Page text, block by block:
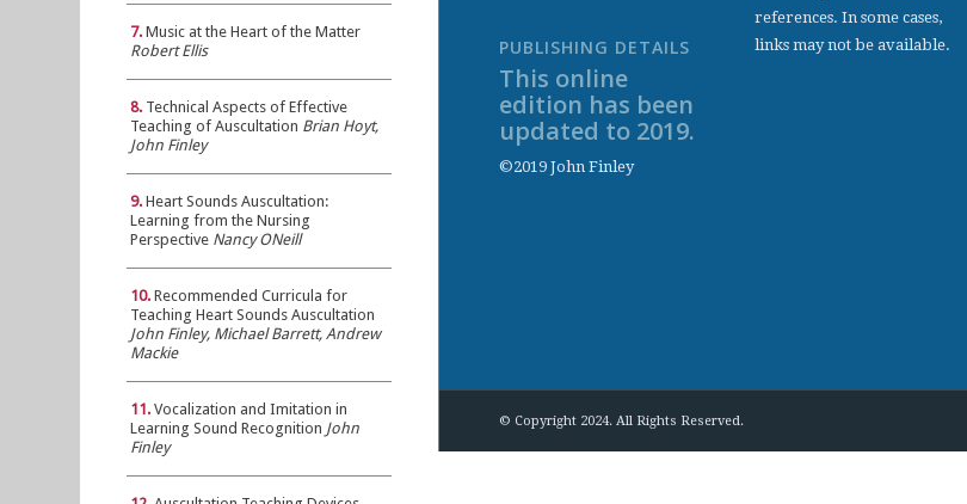
7. Music at the Heart of the Matter
Robert Ellis
8. Technical Aspects of Effective
Teaching of Auscultation Brian Hoyt,
John Finley
9. Heart Sounds Auscultation:
Learning from the Nursing
Perspective Nancy ONeill
10. Recommended Curricula for
Teaching Heart Sounds Auscultation
John Finley, Michael Barrett, Andrew
Mackie
11. Vocalization and Imitation in
Learning Sound Recognition John
Finley
PUBLISHING DETAILS
This online
edition has been
updated to 2019.
©2019 John Finley
references. In some cases,
links may not be available.
© Copyright 2024. All Rights Reserved.